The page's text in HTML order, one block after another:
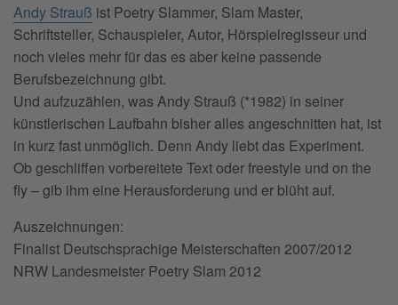
Andy Strauß ist Poetry Slammer, Slam Master,
Schriftsteller, Schauspieler, Autor, Hörspielregisseur und
noch vieles mehr für das es aber keine passende
Berufsbezeichnung gibt.
Und aufzuzählen, was Andy Strauß (*1982) in seiner
künstlerischen Laufbahn bisher alles angeschnitten hat, ist
in kurz fast unmöglich. Denn Andy liebt das Experiment.
Ob geschliffen vorbereitete Text oder freestyle und on the
fly – gib ihm eine Herausforderung und er blüht auf.
Auszeichnungen:
Finalist Deutschsprachige Meisterschaften 2007/2012
NRW Landesmeister Poetry Slam 2012